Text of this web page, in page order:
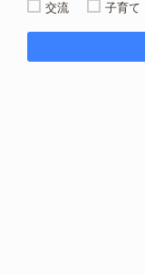
交流
子育て